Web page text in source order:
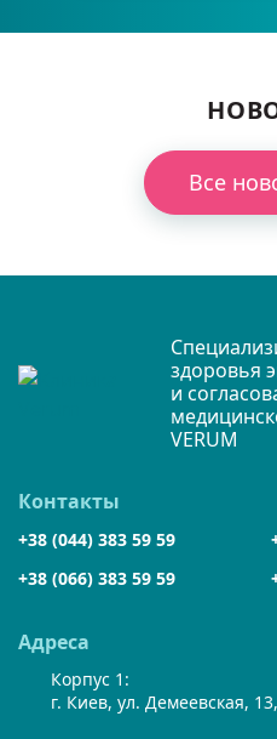
Все
здоровья
и
VERUM
Адреса
Корпус 1:
г. Киев, ул. Демеевская,
Контакты
+38 (044) 383 59 59
+38 (066) 383 59 59